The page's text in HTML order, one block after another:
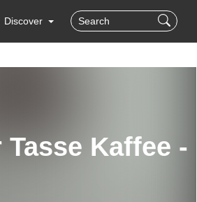
Discover
Kaffee -